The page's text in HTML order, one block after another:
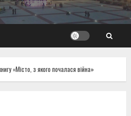
«Місто, з якого почалася війна»